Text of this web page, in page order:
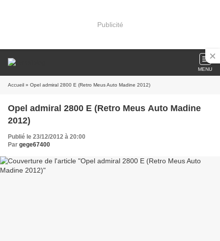
Publicité
MENU
Accueil » Opel admiral 2800 E (Retro Meus Auto Madine 2012)
Opel admiral 2800 E (Retro Meus Auto Madine
2012)
Publié le 23/12/2012 à 20:00
Par gege67400